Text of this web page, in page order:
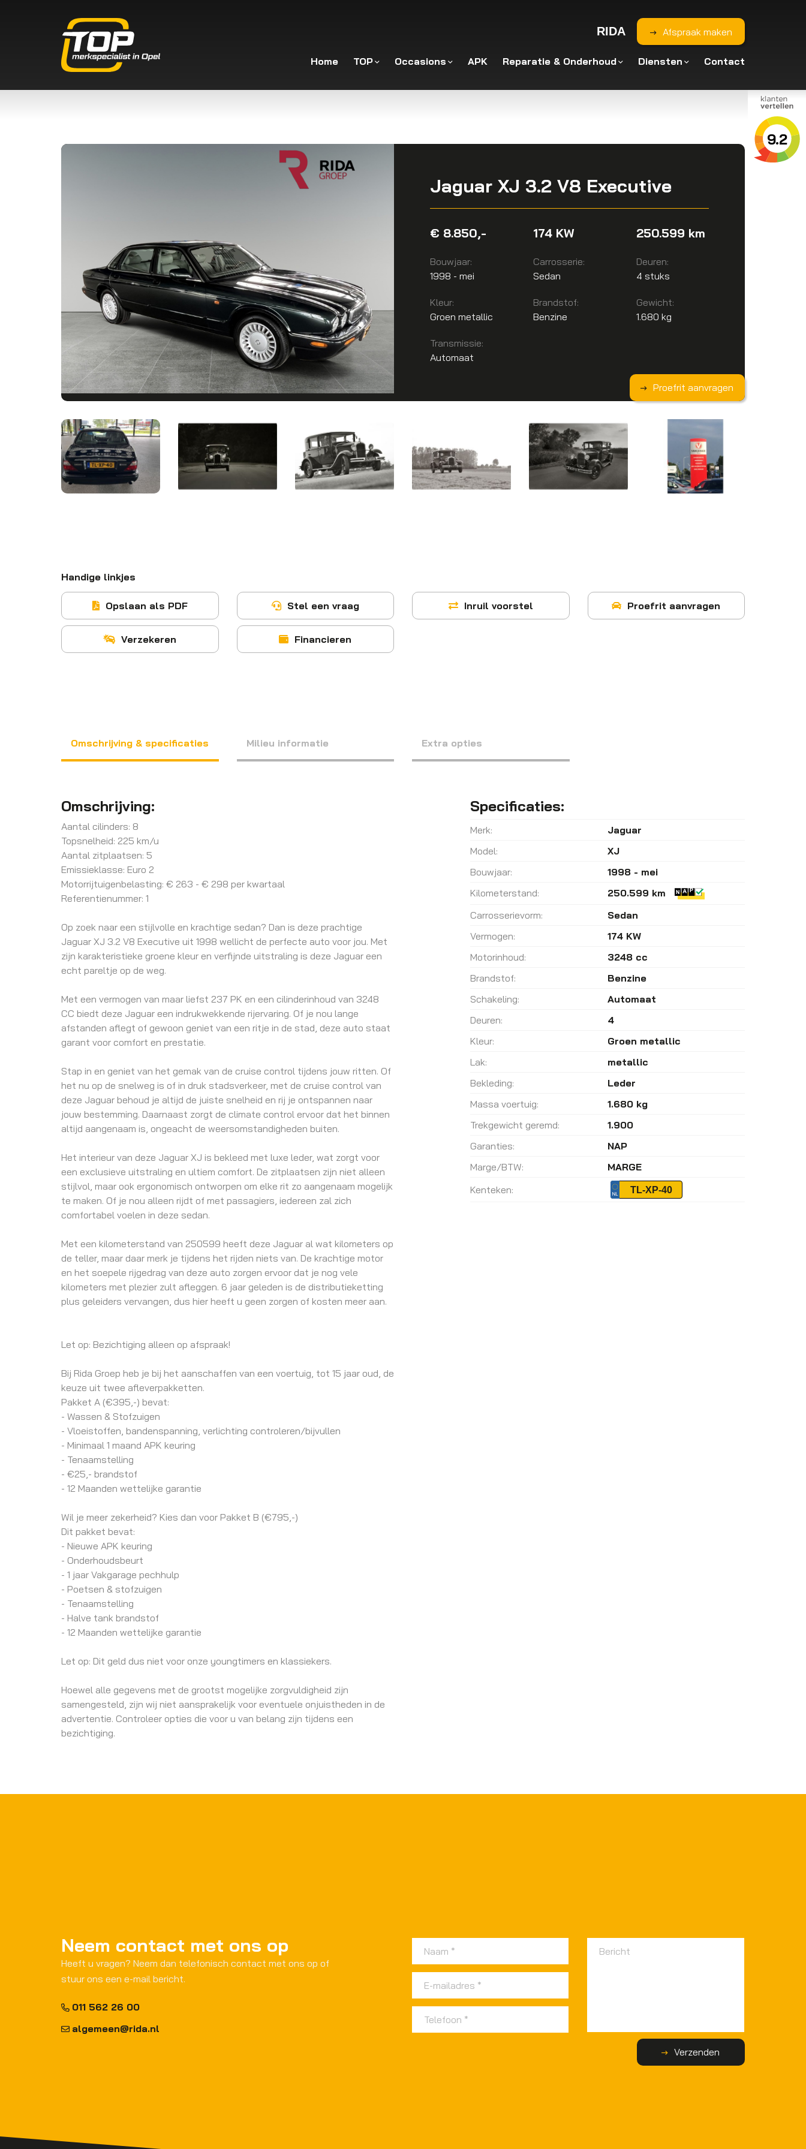
RIDA Afspraak maken
Home TOP Occasions APK Reparatie & Onderhoud Diensten Contact
9.2
Jaguar XJ 3.2 V8 Executive
€ 8.850,- 174 KW 250.599 km
Bouwjaar:
1998 - mei
Carrosserie:
Sedan
Deuren:
4 stuks
Kleur:
Groen metallic
Brandstof:
Benzine
Gewicht:
1.680 kg
Transmissie:
Automaat
Proefrit aanvragen
Handige linkjes
Opslaan als PDF Stel een vraag Inruil voorstel Proefrit aanvragen
Verzekeren Financieren
Omschrijving & specificaties Milieu informatie Extra opties
Omschrijving:
Aantal cilinders: 8
Topsnelheid: 225 km/u
Aantal zitplaatsen: 5
Emissieklasse: Euro 2
Motorrijtuigenbelasting: € 263 - € 298 per kwartaal
Referentienummer: 1
Op zoek naar een stijlvolle en krachtige sedan? Dan is deze prachtige
Jaguar XJ 3.2 V8 Executive uit 1998 wellicht de perfecte auto voor jou. Met
zijn karakteristieke groene kleur en verfijnde uitstraling is deze Jaguar een
echt pareltje op de weg.
Met een vermogen van maar liefst 237 PK en een cilinderinhoud van 3248
CC biedt deze Jaguar een indrukwekkende rijervaring. Of je nou lange
afstanden aflegt of gewoon geniet van een ritje in de stad, deze auto staat
garant voor comfort en prestatie.
Stap in en geniet van het gemak van de cruise control tijdens jouw ritten. Of
het nu op de snelweg is of in druk stadsverkeer, met de cruise control van
deze Jaguar behoud je altijd de juiste snelheid en rij je ontspannen naar
jouw bestemming. Daarnaast zorgt de climate control ervoor dat het binnen
altijd aangenaam is, ongeacht de weersomstandigheden buiten.
Het interieur van deze Jaguar XJ is bekleed met luxe leder, wat zorgt voor
een exclusieve uitstraling en ultiem comfort. De zitplaatsen zijn niet alleen
stijlvol, maar ook ergonomisch ontworpen om elke rit zo aangenaam mogelijk
te maken. Of je nou alleen rijdt of met passagiers, iedereen zal zich
comfortabel voelen in deze sedan.
Met een kilometerstand van 250599 heeft deze Jaguar al wat kilometers op
de teller, maar daar merk je tijdens het rijden niets van. De krachtige motor
en het soepele rijgedrag van deze auto zorgen ervoor dat je nog vele
kilometers met plezier zult afleggen. 6 jaar geleden is de distributieketting
plus geleiders vervangen, dus hier heeft u geen zorgen of kosten meer aan.
Let op: Bezichtiging alleen op afspraak!
Bij Rida Groep heb je bij het aanschaffen van een voertuig, tot 15 jaar oud, de
keuze uit twee afleverpakketten.
Pakket A (€395,-) bevat:
- Wassen & Stofzuigen
- Vloeistoffen, bandenspanning, verlichting controleren/bijvullen
- Minimaal 1 maand APK keuring
- Tenaamstelling
- €25,- brandstof
- 12 Maanden wettelijke garantie
Wil je meer zekerheid? Kies dan voor Pakket B (€795,-)
Dit pakket bevat:
- Nieuwe APK keuring
- Onderhoudsbeurt
- 1 jaar Vakgarage pechhulp
- Poetsen & stofzuigen
- Tenaamstelling
- Halve tank brandstof
- 12 Maanden wettelijke garantie
Let op: Dit geld dus niet voor onze youngtimers en klassiekers.
Hoewel alle gegevens met de grootst mogelijke zorgvuldigheid zijn
samengesteld, zijn wij niet aansprakelijk voor eventuele onjuistheden in de
advertentie. Controleer opties die voor u van belang zijn tijdens een
bezichtiging.
Specificaties:
Merk:
Jaguar
Model:
XJ
Bouwjaar:
1998 - mei
Kilometerstand:
250.599 km
Carrosserievorm:
Sedan
Vermogen:
174 KW
Motorinhoud:
3248 cc
Brandstof:
Benzine
Schakeling:
Automaat
Deuren:
4
Kleur:
Groen metallic
Lak:
metallic
Bekleding:
Leder
Massa voertuig:
1.680 kg
Trekgewicht geremd:
1.900
Garanties:
NAP
Marge/BTW:
MARGE
Kenteken:
TL-XP-40
Neem contact met ons op
Heeft u vragen? Neem dan telefonisch contact met ons op of
stuur ons een e-mail bericht.
011 562 26 00
algemeen@rida.nl
Verzenden